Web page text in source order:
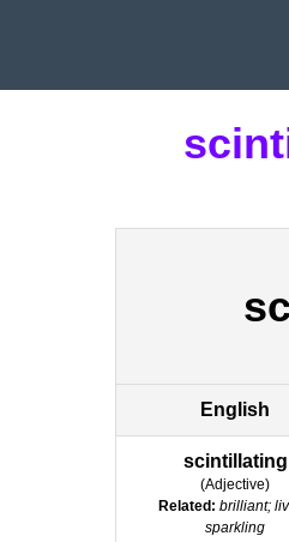
English
scintillating
(Adjective)
Related: brilliant;
sparkling